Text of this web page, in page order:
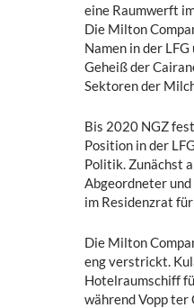
eine Raumwerft
Die Milton
Namen in der
Geheiß der
Sektoren der
Bis 2020 NGZ
Position in der
Politik. Zunächst
Abgeordneter
im Residenzrat
Die Milton
eng verstrickt.
Hotelraumschiff
während Vopp ter